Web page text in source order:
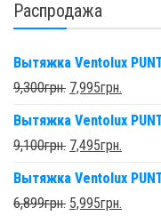
Распродажа
Вытяжка Ventolux
9,300грн. 7,995грн.
Вытяжка Ventolux
9,100грн. 7,495грн.
Вытяжка Ventolux
6,899грн. 5,995грн.